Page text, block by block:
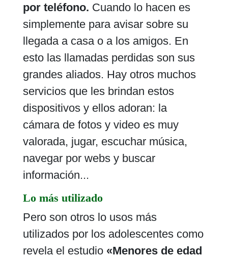
por teléfono. Cuando lo hacen es
simplemente para avisar sobre su
llegada a casa o a los amigos. En
esto las llamadas perdidas son sus
grandes aliados. Hay otros muchos
servicios que les brindan estos
dispositivos y ellos adoran: la
cámara de fotos y video es muy
valorada, jugar, escuchar música,
navegar por webs y buscar
información...
Lo más utilizado
Pero son otros lo usos más
utilizados por los adolescentes como
revela el estudio «Menores de edad